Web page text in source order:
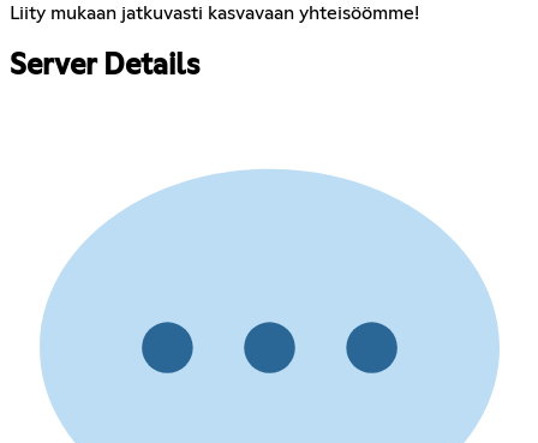
Liity mukaan jatkuvasti kasvavaan yhteisöömme!
Server Details